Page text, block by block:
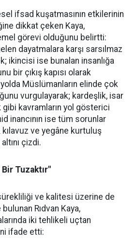
ifsad kuşatmasının etkilerinin
dikkat çeken Kaya,
görevi olduğunu belirtti:
dayatmalara karşı sarsılmaz
ikincisi ise bunalan insanlığa
bir çıkış kapısı olarak
Müslümanların elinde çok
vurgulayarak; kardeşlik, isar
kavramların yol gösterici
inancının ise tüm sorunlar
kılavuz ve yegâne kurtuluş
çizdi.
Tuzaktır"
ve kalitesi üzerine de
Rıdvan Kaya,
iki tehlikeli uçtan
ifade etti: